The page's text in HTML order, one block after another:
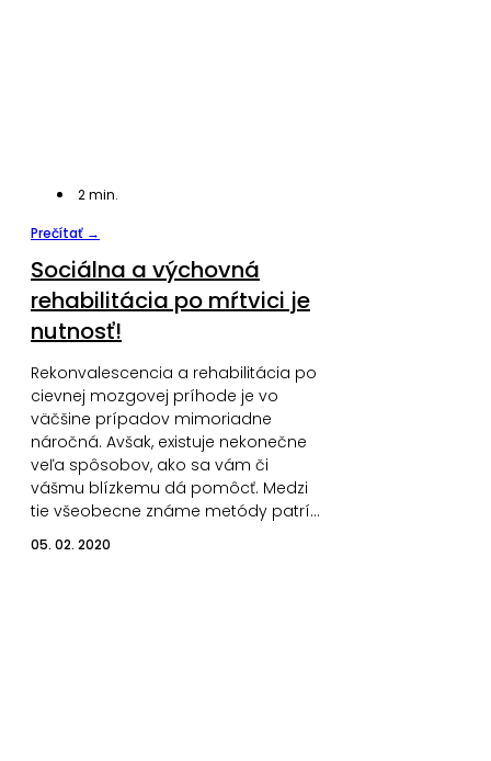
2min.
Prečítať →
Sociálna a výchovná
rehabilitácia po mŕtvici je
nutnosť!
Rekonvalescencia a rehabilitácia po
cievnej mozgovej príhode je vo
väčšine prípadov mimoriadne
náročná. Avšak, existuje nekonečne
veľa spôsobov, ako sa vám či
vášmu blízkemu dá pomôcť. Medzi
tie všeobecne známe metódy patrí…
05. 02. 2020